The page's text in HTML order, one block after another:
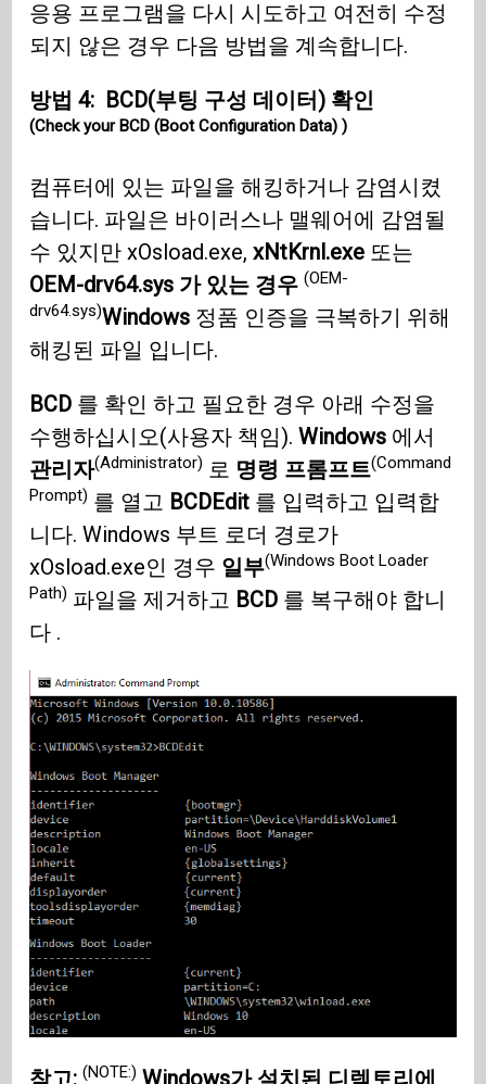
응용 프로그램을 다시 시도하고 여전히 수정
되지 않은 경우 다음 방법을 계속합니다.
방법 4: BCD(부팅 구성 데이터) 확인
(Check your BCD (Boot Configuration Data) )
컴퓨터에 있는 파일을 해킹하거나 감염시켰
습니다. 파일은 바이러스나 맬웨어에 감염될
수 있지만 xOsload.exe,xNtKrnl.exe 또는
OEM-drv64.sys 가 있는 경우(OEM-
drv64.sys)Windows 정품 인증을 극복하기 위해
해킹된 파일 입니다.
BCD 를 확인 하고 필요한 경우 아래 수정을
수행하십시오(사용자 책임).Windows 에서
관리자(Administrator) 로 명령 프롬프트(Command
Prompt) 를 열고 BCDEdit 를 입력하고 입력합
니다. Windows 부트 로더 경로가
xOsload.exe인 경우 일부(Windows Boot Loader
Path) 파일을 제거하고 BCD 를 복구해야 합니
다 .
참고:(NOTE:) Windows가 설치된 디렉토리에